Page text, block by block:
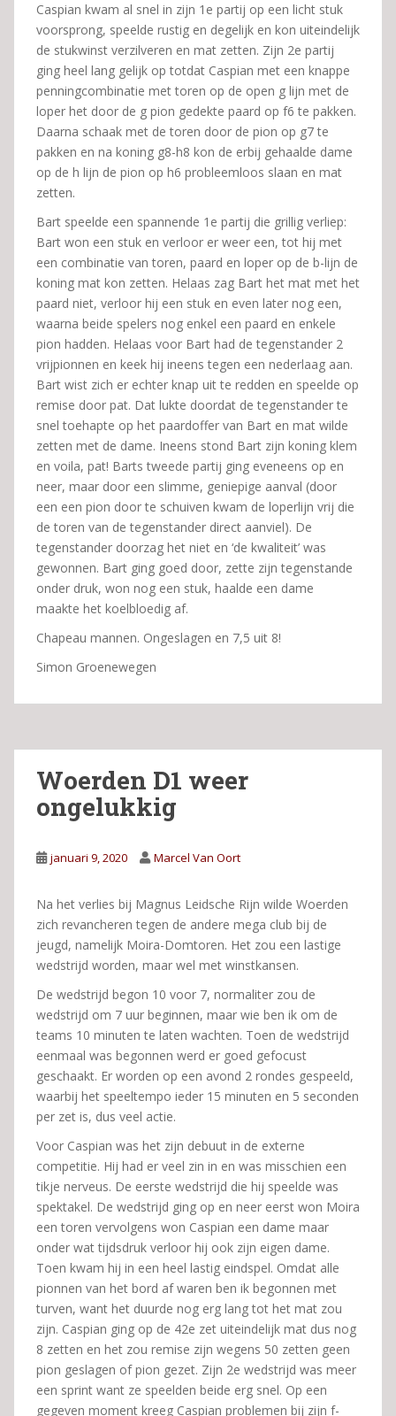
Caspian kwam al snel in zijn 1e partij op een licht stuk
voorsprong, speelde rustig en degelijk en kon uiteindelijk
de stukwinst verzilveren en mat zetten. Zijn 2e partij
ging heel lang gelijk op totdat Caspian met een knappe
penningcombinatie met toren op de open g lijn met de
loper het door de g pion gedekte paard op f6 te pakken.
Daarna schaak met de toren door de pion op g7 te
pakken en na koning g8-h8 kon de erbij gehaalde dame
op de h lijn de pion op h6 probleemloos slaan en mat
zetten.
Bart speelde een spannende 1e partij die grillig verliep:
Bart won een stuk en verloor er weer een, tot hij met
een combinatie van toren, paard en loper op de b-lijn de
koning mat kon zetten. Helaas zag Bart het mat met het
paard niet, verloor hij een stuk en even later nog een,
waarna beide spelers nog enkel een paard en enkele
pion hadden. Helaas voor Bart had de tegenstander 2
vrijpionnen en keek hij ineens tegen een nederlaag aan.
Bart wist zich er echter knap uit te redden en speelde op
remise door pat. Dat lukte doordat de tegenstander te
snel toehapte op het paardoffer van Bart en mat wilde
zetten met de dame. Ineens stond Bart zijn koning klem
en voila, pat! Barts tweede partij ging eveneens op en
neer, maar door een slimme, geniepige aanval (door
een een pion door te schuiven kwam de loperlijn vrij die
de toren van de tegenstander direct aanviel). De
tegenstander doorzag het niet en ‘de kwaliteit’ was
gewonnen. Bart ging goed door, zette zijn tegenstande
onder druk, won nog een stuk, haalde een dame
maakte het koelbloedig af.
Chapeau mannen. Ongeslagen en 7,5 uit 8!
Simon Groenewegen
Woerden D1 weer
ongelukkig
januari 9, 2020 Marcel Van Oort
Na het verlies bij Magnus Leidsche Rijn wilde Woerden
zich revancheren tegen de andere mega club bij de
jeugd, namelijk Moira-Domtoren. Het zou een lastige
wedstrijd worden, maar wel met winstkansen.
De wedstrijd begon 10 voor 7, normaliter zou de
wedstrijd om 7 uur beginnen, maar wie ben ik om de
teams 10 minuten te laten wachten. Toen de wedstrijd
eenmaal was begonnen werd er goed gefocust
geschaakt. Er worden op een avond 2 rondes gespeeld,
waarbij het speeltempo ieder 15 minuten en 5 seconden
per zet is, dus veel actie.
Voor Caspian was het zijn debuut in de externe
competitie. Hij had er veel zin in en was misschien een
tikje nerveus. De eerste wedstrijd die hij speelde was
spektakel. De wedstrijd ging op en neer eerst won Moira
een toren vervolgens won Caspian een dame maar
onder wat tijdsdruk verloor hij ook zijn eigen dame.
Toen kwam hij in een heel lastig eindspel. Omdat alle
pionnen van het bord af waren ben ik begonnen met
turven, want het duurde nog erg lang tot het mat zou
zijn. Caspian ging op de 42e zet uiteindelijk mat dus nog
8 zetten en het zou remise zijn wegens 50 zetten geen
pion geslagen of pion gezet. Zijn 2e wedstrijd was meer
een sprint want ze speelden beide erg snel. Op een
gegeven moment kreeg Caspian problemen bij zijn f-